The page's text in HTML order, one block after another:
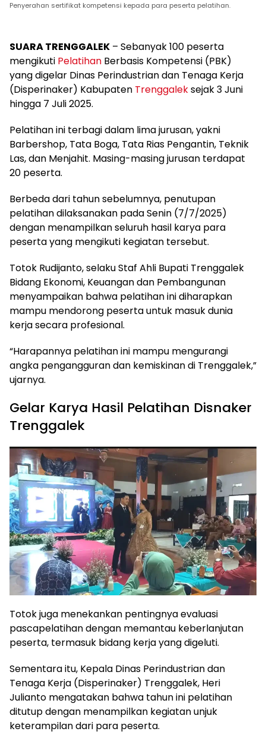
Penyerahan sertifikat kompetensi kepada para peserta pelatihan.
SUARA TRENGGALEK – Sebanyak 100 peserta
mengikuti Pelatihan Berbasis Kompetensi (PBK)
yang digelar Dinas Perindustrian dan Tenaga Kerja
(Disperinaker) Kabupaten Trenggaleksejak 3 Juni
hingga 7 Juli 2025.
Pelatihan ini terbagi dalam lima jurusan, yakni
Barbershop, Tata Boga, Tata Rias Pengantin, Teknik
Las, dan Menjahit. Masing-masing jurusan terdapat
20 peserta.
Berbeda dari tahun sebelumnya, penutupan
pelatihan dilaksanakan pada Senin (7/7/2025)
dengan menampilkan seluruh hasil karya para
peserta yang mengikuti kegiatan tersebut.
Totok Rudijanto, selaku Staf Ahli Bupati Trenggalek
Bidang Ekonomi, Keuangan dan Pembangunan
menyampaikan bahwa pelatihan ini diharapkan
mampu mendorong peserta untuk masuk dunia
kerja secara profesional.
“Harapannya pelatihan ini mampu mengurangi
angka pengangguran dan kemiskinan di Trenggalek,”
ujarnya.
Gelar Karya Hasil Pelatihan Disnaker
Trenggalek
Totok juga menekankan pentingnya evaluasi
pascapelatihan dengan memantau keberlanjutan
peserta, termasuk bidang kerja yang digeluti.
Sementara itu, Kepala Dinas Perindustrian dan
Tenaga Kerja (Disperinaker) Trenggalek, Heri
Julianto mengatakan bahwa tahun ini pelatihan
ditutup dengan menampilkan kegiatan unjuk
keterampilan dari para peserta.